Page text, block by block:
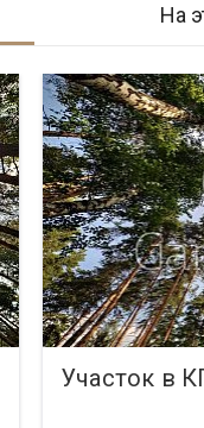
На
Участок в